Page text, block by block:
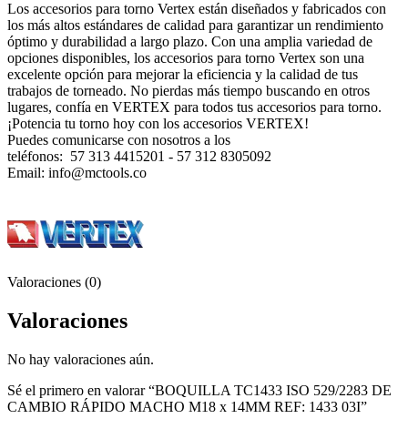
Los accesorios para torno Vertex están diseñados y fabricados con
los más altos estándares de calidad para garantizar un rendimiento
óptimo y durabilidad a largo plazo. Con una amplia variedad de
opciones disponibles, los accesorios para torno Vertex son una
excelente opción para mejorar la eficiencia y la calidad de tus
trabajos de torneado. No pierdas más tiempo buscando en otros
lugares, confí­a en VERTEX para todos tus accesorios para torno.
¡Potencia tu torno hoy con los accesorios VERTEX!
Puedes comunicarse con nosotros a los
teléfonos: 57 313 4415201 - 57 312 8305092
Email: info@mctools.co
Valoraciones (0)
Valoraciones
No hay valoraciones aún.
Sé el primero en valorar “BOQUILLA TC1433 ISO 529/2283 DE
CAMBIO RÁPIDO MACHO M18 x 14MM REF: 1433 03I”